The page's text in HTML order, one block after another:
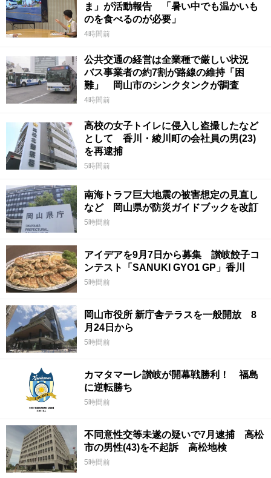
ま」が活動報告 「暑い中でも温かいも
のを食べるのが必要」
4時間前
公共交通の経営は全業種で厳しい状況
バス事業者の約7割が路線の維持「困
難」 岡山市のシンクタンクが調査
4時間前
高校の女子トイレに侵入し盗撮したなど
として 香川・綾川町の会社員の男(23)
を再逮捕
5時間前
南海トラフ巨大地震の被害想定の見直し
など 岡山県が防災ガイドブックを改訂
5時間前
アイデアを9月7日から募集 讃岐餃子コ
ンテスト「SANUKI GYO1 GP」香川
5時間前
岡山市役所 新庁舎テラスを一般開放 8
月24日から
5時間前
カマタマーレ讃岐が開幕戦勝利！ 福島
に逆転勝ち
5時間前
不同意性交等未遂の疑いで7月逮捕 高松
市の男性(43)を不起訴 高松地検
5時間前